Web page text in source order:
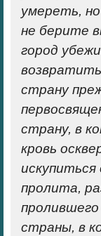
умереть,
не берите
город
страну
страну, в
кровь
пролита,
страны, в